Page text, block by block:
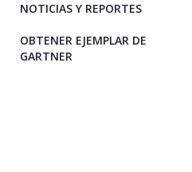
NOTICIAS Y REPORTES
OBTENER EJEMPLAR DE
GARTNER